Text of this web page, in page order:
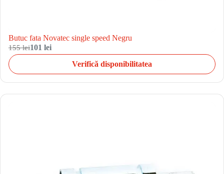
Butuc fata Novatec single speed Negru
155 lei101 lei
Verifică disponibilitatea